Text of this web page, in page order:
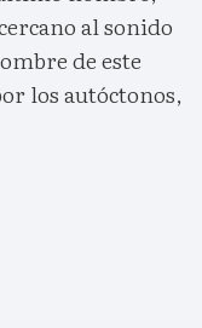
al sonido
de este
los autóctonos,